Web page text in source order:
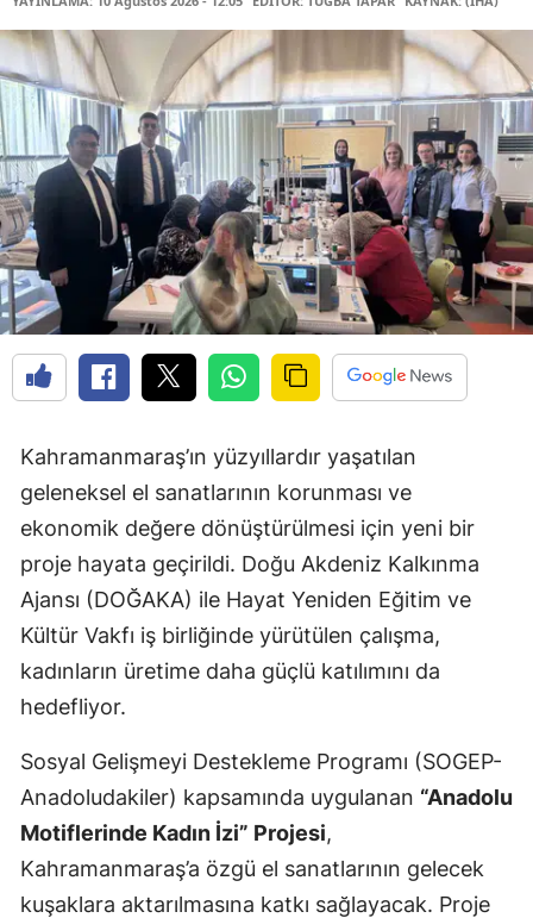
Kahramanmaraş’ın yüzyıllardır yaşatılan
geleneksel el sanatlarının korunması ve
ekonomik değere dönüştürülmesi için yeni bir
proje hayata geçirildi. Doğu Akdeniz Kalkınma
Ajansı (DOĞAKA) ile Hayat Yeniden Eğitim ve
Kültür Vakfı iş birliğinde yürütülen çalışma,
kadınların üretime daha güçlü katılımını da
hedefliyor.
Sosyal Gelişmeyi Destekleme Programı (SOGEP-
Anadoludakiler) kapsamında uygulanan “Anadolu
Motiflerinde Kadın İzi” Projesi,
Kahramanmaraş’a özgü el sanatlarının gelecek
kuşaklara aktarılmasına katkı sağlayacak. Proje